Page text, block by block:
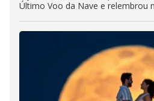
Último Voo da Nave e relembrou